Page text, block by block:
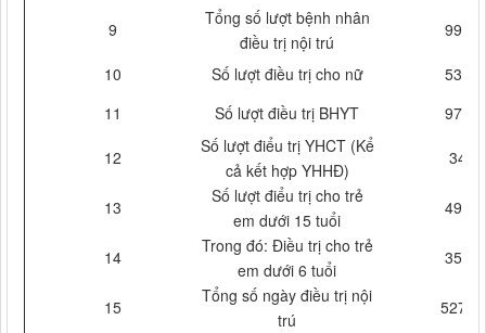
9
Tổng số lượt bệnh nhân
điều trị nội trú
9950
10 Số lượt điều trị cho nữ
5337
11
Số lượt điều trị BHYT 9793
12
Số lượt điểu trị YHCT (Kể
cả kết hợp YHHĐ)
347
13
Số lượt điểu trị cho trẻ
em dưới 15 tuổi
4910
14
Trong đó: Điều trị cho trẻ
em dưới 6 tuổi
3501
15
Tổng số ngày điều trị nội
trú
52724